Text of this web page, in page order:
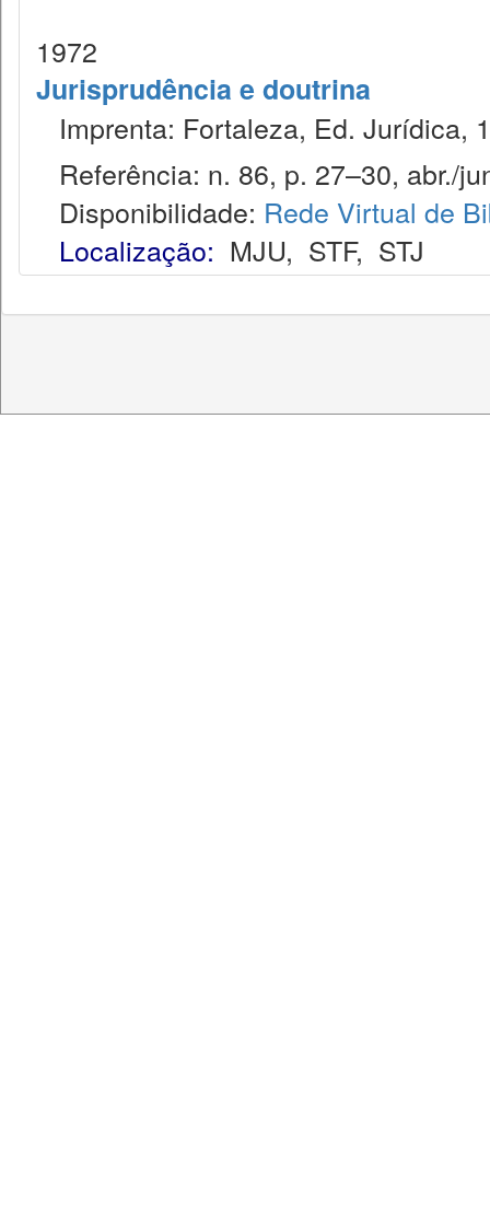
1972
Jurisprudência e doutrina
Imprenta: Fortaleza, Ed. Jurídica,
Referência: n. 86, p. 27–30, abr./
Disponibilidade: Rede Virtual de
Localização: MJU, STF, STJ